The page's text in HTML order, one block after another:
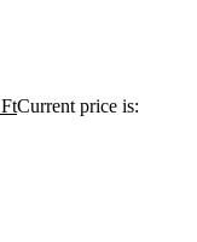
FtCurrent price is: